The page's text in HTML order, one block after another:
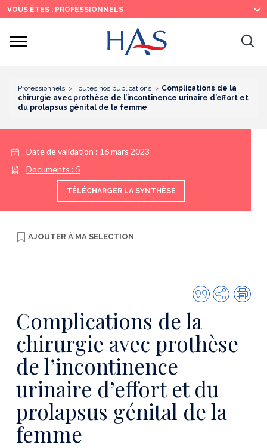
Recherche
Menu
principal
Contenu
principal
VOUS ÊTES : PROFESSIONNELS
Ouvrir
Professionnels Toutes nos publications
Complications de la
chirurgie avec prothèse de l’incontinence urinaire d’effort et
du prolapsus génital de la femme
Date de validation : 16 mars 2023
Documents : 5
TÉLÉCHARGER LA SYNTHÈSE
AJOUTER À MA SELECTION
Citer
cette
Partager
Complications de la
chirurgie avec prothèse
de l’incontinence
urinaire d’effort et du
prolapsus génital de la
femme